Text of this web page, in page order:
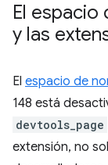
El
y las
El espacio de
148 está
devtools_page
extensión, no